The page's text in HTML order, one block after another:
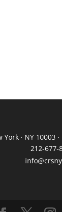
· NY 10003 ·
212-677-